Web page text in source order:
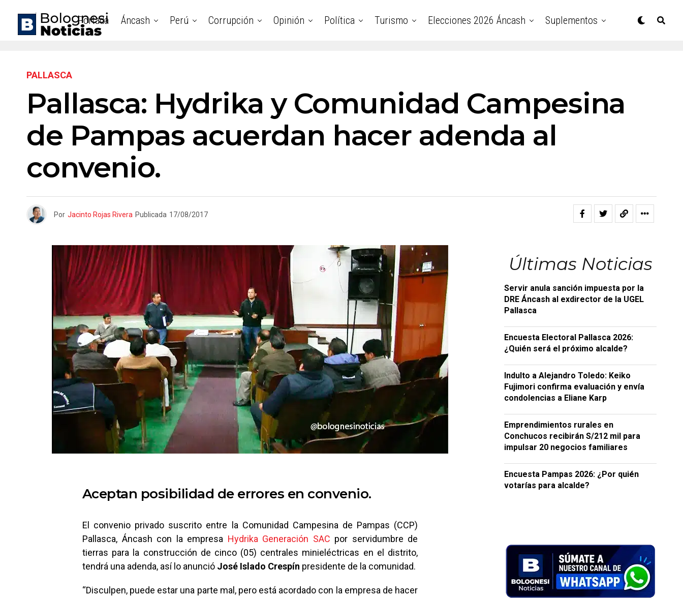
Portada Áncash Perú Corrupción Opinión Política Turismo Elecciones 2026 Áncash Suplementos
PALLASCA
Pallasca: Hydrika y Comunidad Campesina
de Pampas acuerdan hacer adenda al
convenio.
Por Jacinto Rojas Rivera Publicada 17/08/2017
Aceptan posibilidad de errores en convenio.
El convenio privado suscrito entre la Comunidad Campesina de Pampas (CCP)
Pallasca, Áncash con la empresa Hydrika Generación SAC por servidumbre de
tierras para la construcción de cinco (05) centrales minieléctricas en el distrito,
tendrá una adenda, así lo anunció José Islado Crespín presidente de la comunidad.
“Disculpen, puede estar una parte mal, pero está acordado con la empresa de hacer
Últimas Noticias
Servir anula sanción impuesta por la
DRE Áncash al exdirector de la UGEL
Pallasca
Encuesta Electoral Pallasca 2026:
¿Quién será el próximo alcalde?
Indulto a Alejandro Toledo: Keiko
Fujimori confirma evaluación y envía
condolencias a Eliane Karp
Emprendimientos rurales en
Conchucos recibirán S/212 mil para
impulsar 20 negocios familiares
Encuesta Pampas 2026: ¿Por quién
votarías para alcalde?